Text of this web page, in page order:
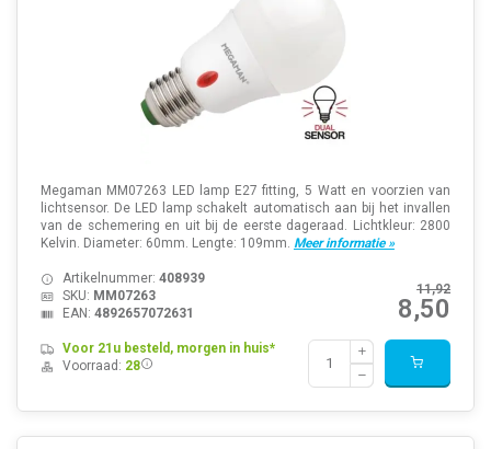
Megaman MM07263 LED lamp E27 fitting, 5 Watt en voorzien van
lichtsensor. De LED lamp schakelt automatisch aan bij het invallen
van de schemering en uit bij de eerste dageraad. Lichtkleur: 2800
Kelvin. Diameter: 60mm. Lengte: 109mm. Meer informatie »
11,92
8,50
Artikelnummer: 408939
SKU: MM07263
EAN: 4892657072631
Voor 21u besteld, morgen in huis*
Voorraad: 28